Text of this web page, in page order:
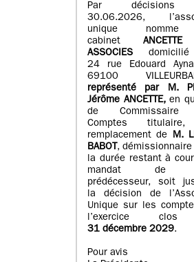
Par décisions
30.06.2026,
unique
cabinet
ASSOCIES
24 rue Edouard
69100
représenté par M.
Jérôme ANCETTE, en
de Commissaire
Comptes
remplacement de M.
BABOT, démissionnaire
la durée restant à
mandat de
prédécesseur, soit
la décision de
Unique sur les
l’exercice
31 décembre 2029.
Pour avis